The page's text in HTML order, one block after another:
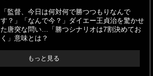
「監督、今日は何対何で勝つつもりなんで
す？」「なんで今？」ダイエー王貞治を驚かせ
た唐突な問い…「勝つシナリオは7割決めてお
く」意味とは？
もっと見る